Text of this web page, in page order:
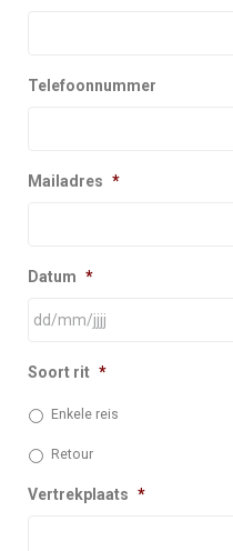
Telefoonnummer
Mailadres *
Datum *
Soort rit *
Enkele reis
Retour
Vertrekplaats *